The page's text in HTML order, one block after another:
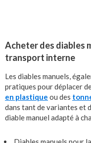
Acheter des diables
transport interne
Les diables manuels,
pratiques pour déplacer
en plastique ou des
dans tant de variantes et
diable manuel adapté à